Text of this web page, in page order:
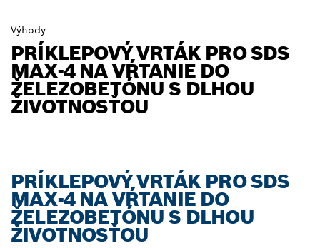
Výhody
PRÍKLEPOVÝ VRTÁK PRO SDS
MAX-4 NA VŔTANIE DO
ŽELEZOBETÓNU S DLHOU
ŽIVOTNOSŤOU
PRÍKLEPOVÝ VRTÁK PRO SDS
MAX-4 NA VŔTANIE DO
ŽELEZOBETÓNU S DLHOU
ŽIVOTNOSŤOU